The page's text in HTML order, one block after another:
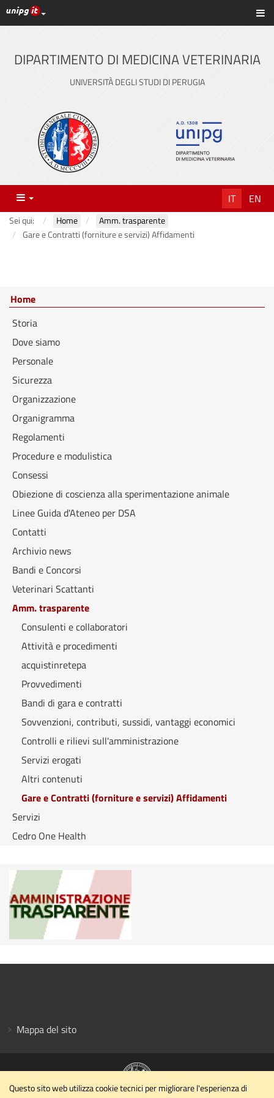
Vai
al
principale
Link ai principali servizi web di Ateneo
DIPARTIMENTO DI MEDICINA VETERINARIA
UNIVERSITÀ DEGLI STUDI DI PERUGIA
Menu IT EN
Sei qui: Home
Amm. trasparente
Gare e Contratti (forniture e servizi) Affidamenti
Home
Storia
Dove siamo
Personale
Sicurezza
Organizzazione
Organigramma
Regolamenti
Procedure e modulistica
Consessi
Obiezione di coscienza alla sperimentazione animale
Linee Guida d'Ateneo per DSA
Contatti
Archivio news
Bandi e Concorsi
Veterinari Scattanti
Amm. trasparente
Consulenti e collaboratori
Attività e procedimenti
acquistinretepa
Provvedimenti
Bandi di gara e contratti
Sovvenzioni, contributi, sussidi, vantaggi economici
Controlli e rilievi sull'amministrazione
Servizi erogati
Altri contenuti
Gare e Contratti (forniture e servizi) Affidamenti
Servizi
Cedro One Health
Mappa del sito
Questo sito web utilizza cookie tecnici per migliorare l'esperienza di